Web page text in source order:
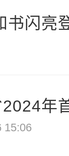
书闪亮
年
15:06